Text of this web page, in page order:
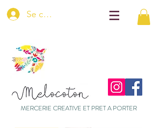
Se connecter
MERCERIE CREATIVE ET PRET A PORTER